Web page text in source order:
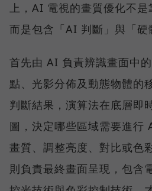
上，AI 電視的畫質優化不是
而是包含「AI 判斷」與「硬
首先由 AI 負責辨識畫面中
點、光影分佈及動態物體的
判斷結果，演算法在底層即
圖，決定哪些區域需要進行
畫質、調整亮度、對比或色
則負責最終畫面呈現，包含